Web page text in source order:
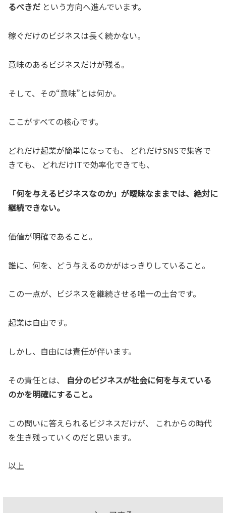
るべきだ という方向へ進んでいます。
稼ぐだけのビジネスは長く続かない。
意味のあるビジネスだけが残る。
そして、その“意味”とは何か。
ここがすべての核心です。
どれだけ起業が簡単になっても、 どれだけSNSで集客で
きても、 どれだけITで効率化できても、
「何を与えるビジネスなのか」が曖昧なままでは、絶対に
継続できない。
価値が明確であること。
誰に、何を、どう与えるのかがはっきりしていること。
この一点が、ビジネスを継続させる唯一の土台です。
起業は自由です。
しかし、自由には責任が伴います。
その責任とは、 自分のビジネスが社会に何を与えている
のかを明確にすること。
この問いに答えられるビジネスだけが、 これからの時代
を生き残っていくのだと思います。
以上